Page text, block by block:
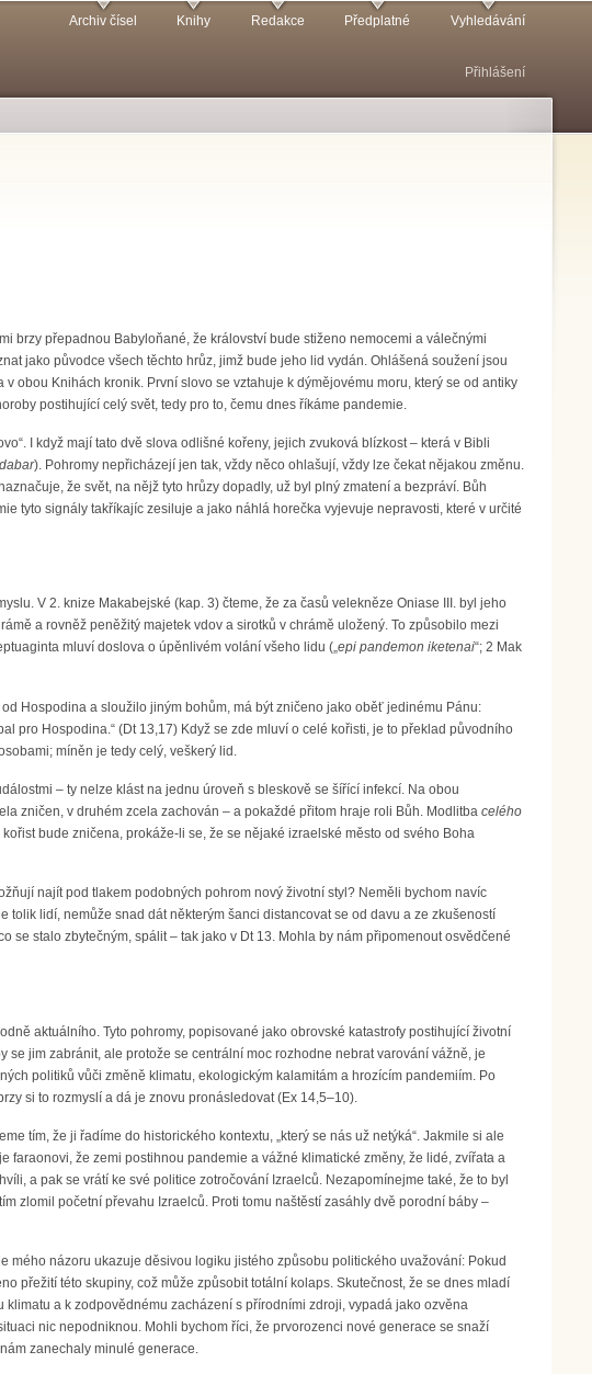
Archiv čísel Knihy Redakce Předplatné Vyhledávání
Přihlášení
brzy přepadnou Babyloňané, že království bude stiženo nemocemi a válečnými
jako původce všech těchto hrůz, jimž bude jeho lid vydán. Ohlášená soužení jsou
obou Knihách kronik. První slovo se vztahuje k dýmějovému moru, který se od antiky
postihující celý svět, tedy pro to, čemu dnes říkáme pandemie.
I když mají tato dvě slova odlišné kořeny, jejich zvuková blízkost – která v Bibli
dabar). Pohromy nepřicházejí jen tak, vždy něco ohlašují, vždy lze čekat nějakou změnu.
že svět, na nějž tyto hrůzy dopadly, už byl plný zmatení a bezpráví. Bůh
tyto signály takříkajíc zesiluje a jako náhlá horečka vyjevuje nepravosti, které v určité
V 2. knize Makabejské (kap. 3) čteme, že za časů velekněze Oniase III. byl jeho
a rovněž peněžitý majetek vdov a sirotků v chrámě uložený. To způsobilo mezi
mluví doslova o úpěnlivém volání všeho lidu („epi pandemon iketenai“; 2 Mak
Hospodina a sloužilo jiným bohům, má být zničeno jako oběť jedinému Pánu:
pro Hospodina.“ (Dt 13,17) Když se zde mluví o celé kořisti, je to překlad původního
míněn je tedy celý, veškerý lid.
– ty nelze klást na jednu úroveň s bleskově se šířící infekcí. Na obou
zničen, v druhém zcela zachován – a pokaždé přitom hraje roli Bůh. Modlitba celého
kořist bude zničena, prokáže-li se, že se nějaké izraelské město od svého Boha
najít pod tlakem podobných pohrom nový životní styl? Neměli bychom navíc
lidí, nemůže snad dát některým šanci distancovat se od davu a ze zkušeností
se stalo zbytečným, spálit – tak jako v Dt 13. Mohla by nám připomenout osvědčené
aktuálního. Tyto pohromy, popisované jako obrovské katastrofy postihující životní
jim zabránit, ale protože se centrální moc rozhodne nebrat varování vážně, je
politiků vůči změně klimatu, ekologickým kalamitám a hrozícím pandemiím. Po
si to rozmyslí a dá je znovu pronásledovat (Ex 14,5–10).
tím, že ji řadíme do historického kontextu, „který se nás už netýká“. Jakmile si ale
že zemi postihnou pandemie a vážné klimatické změny, že lidé, zvířata a
a pak se vrátí ke své politice zotročování Izraelců. Nezapomínejme také, že to byl
zlomil početní převahu Izraelců. Proti tomu naštěstí zasáhly dvě porodní báby –
názoru ukazuje děsivou logiku jistého způsobu politického uvažování: Pokud
přežití této skupiny, což může způsobit totální kolaps. Skutečnost, že se dnes mladí
a k zodpovědnému zacházení s přírodními zdroji, vypadá jako ozvěna
nic nepodniknou. Mohli bychom říci, že prvorozenci nové generace se snaží
zanechaly minulé generace.